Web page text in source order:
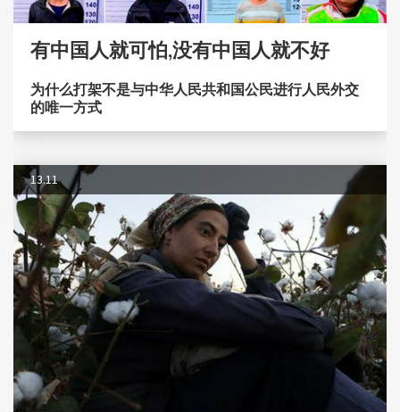
有中国人就可怕,没有中国人就不好
为什么打架不是与中华人民共和国公民进行人民外交
的唯一方式
13.11